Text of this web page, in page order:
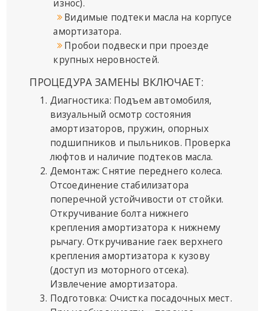
износ).
Видимые подтеки масла на корпусе
амортизатора.
Пробои подвески при проезде
крупных неровностей.
ПРОЦЕДУРА ЗАМЕНЫ ВКЛЮЧАЕТ:
Диагностика: Подъем автомобиля,
визуальный осмотр состояния
амортизаторов, пружин, опорных
подшипников и пыльников. Проверка
люфтов и наличие подтеков масла.
Демонтаж: Снятие переднего колеса.
Отсоединение стабилизатора
поперечной устойчивости от стойки.
Откручивание болта нижнего
крепления амортизатора к нижнему
рычагу. Откручивание гаек верхнего
крепления амортизатора к кузову
(доступ из моторного отсека).
Извлечение амортизатора.
Подготовка: Очистка посадочных мест.